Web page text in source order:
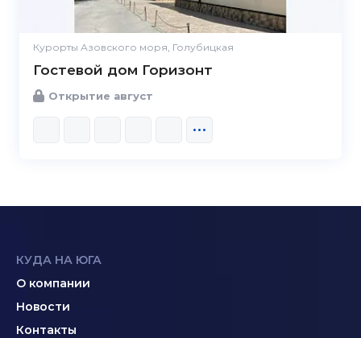
Курорты Азовского моря, Голубицкая
Гостевой дом Горизонт
Открытие август
КУДА НА ЮГА
О компании
Новости
Контакты